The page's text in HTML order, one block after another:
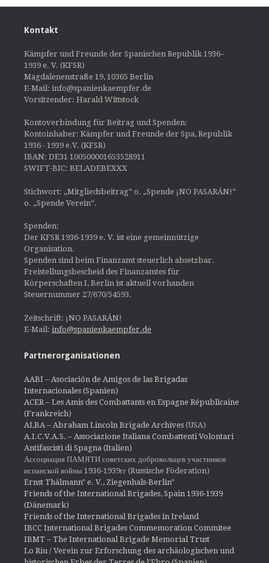
Kontakt
Kämpfer und Freunde der Spanischen Republik 1936–
1939 e. V. (KFSR)
Magdalenenstraße 19, 10365 Berlin
E-Mail: info@spanienkaempfer.de
Vorsitzender: Harald Wittstock
Kontoverbindung für Beitrag und Spenden:
Kontoinhaber: Kämpfer und Freunde der Spa, Republik
1936 - 1939 e.V. (KFSR)
IBAN: DE31 100500001653528911
SWIFT-BIC: BELADEBEXXX
Stichwort: „Mitgliedsbeitrag“ o. „Spende ¡NO PASARÁN!“
o. „Spende Verein“.
Spenden:
Der KFSR 1936-1939 e. V. ist eine gemeinnützige
Organisation.
Spenden sind beim Finanzamt steuerlich absetzbar.
Freistellungsbescheid des Finanzamtes für
Körperschaften I, Berlin ist aktuell vorhanden
Steuernummer 27/670/54593.
Zeitschrift: ¡NO PASARÁN!
E-Mail: info@spanienkaempfer.de
Partnerorganisationen
AABI – Asociación de Amigos de las Brigadas
Internacionales (Spanien)
ACER – Les Amis des Combattants en Espagne Républicaine
(Frankreich)
ALBA – Abraham Lincoln Brigade Archives (USA)
A.I.C.V.A.S. – Associazione Italiana Combattenti Volontari
Antifascisti di Spagna (Italien)
Ассоциация ПАМЯТИ советских добровольцев участников
испанской войны 1936-1939гг (Russische Föderation)
Ernst Thälmann" e. V., Ziegenhals-Berlin"
Friends of the International Brigades, Spain 1936-1939
(Dänemark)
Friends of the International Brigades in Ireland
IBCC International Brigades Commemoration Commitee
IBMT – The International Brigade Memorial Trust
Lo Riu / Verein zur Erforschung des archäologischen und